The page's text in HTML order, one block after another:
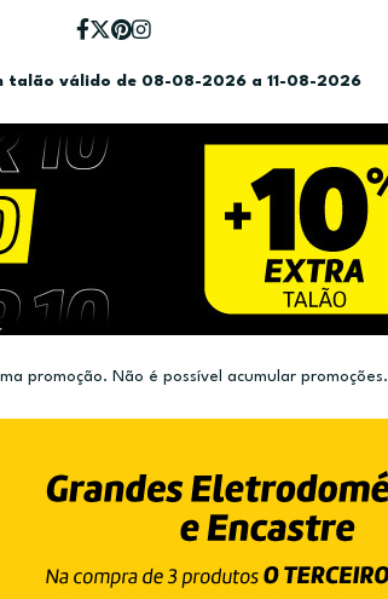
talão válido de 08-08-2026 a 11-08-2026
promoção. Não é possível acumular promoções.